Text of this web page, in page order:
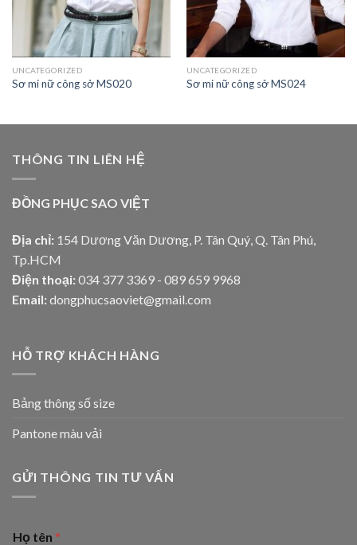
UNCATEGORIZED
Sơ mi nữ công sở MS020
UNCATEGORIZED
Sơ mi nữ công sở MS024
THÔNG TIN LIÊN HỆ
ĐỒNG PHỤC SAO VIỆT
Địa chỉ: 154 Dương Văn Dương, P. Tân Quý, Q. Tân Phú,
Tp.HCM
Điện thoại: 034 377 3369 - 089 659 9968
Email: dongphucsaoviet@gmail.com
HỖ TRỢ KHÁCH HÀNG
Bảng thông số size
Pantone màu vải
GỬI THÔNG TIN TƯ VẤN
Họ tên *